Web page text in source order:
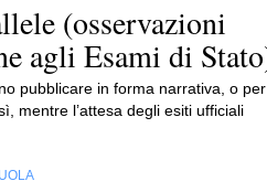
(osservazioni
agli Esami di
pubblicare in forma narrativa, o per
mentre l’attesa degli esiti ufficiali